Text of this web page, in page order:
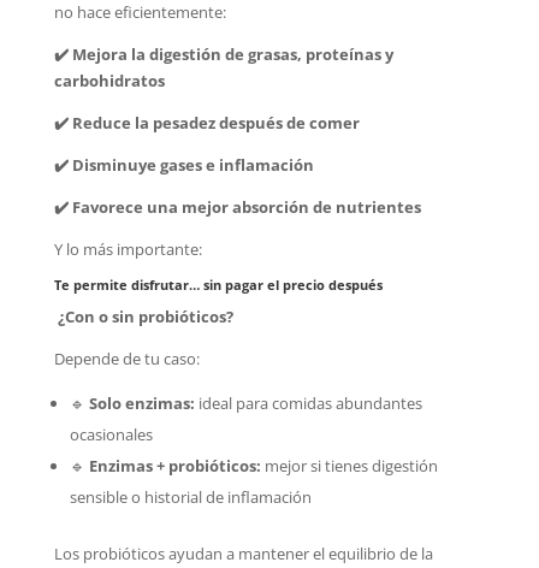
no hace eficientemente:
✔️ Mejora la digestión de grasas, proteínas y
carbohidratos
✔️ Reduce la pesadez después de comer
✔️ Disminuye gases e inflamación
✔️ Favorece una mejor absorción de nutrientes
Y lo más importante:
Te permite disfrutar… sin pagar el precio después
¿Con o sin probióticos?
Depende de tu caso:
🔹 Solo enzimas: ideal para comidas abundantes
ocasionales
🔹 Enzimas + probióticos: mejor si tienes digestión
sensible o historial de inflamación
Los probióticos ayudan a mantener el equilibrio de la